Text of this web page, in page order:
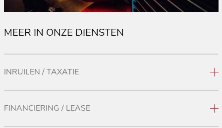
MEER IN ONZE DIENSTEN
INRUILEN / TAXATIE
FINANCIERING / LEASE